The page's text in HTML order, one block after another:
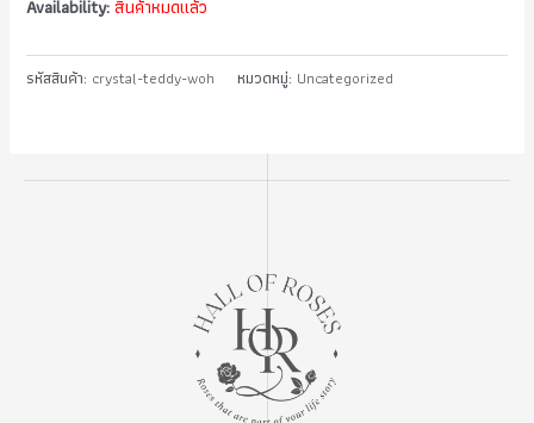
Availability:สินค้าหมดแล้ว
รหัสสินค้า: crystal-teddy-woh หมวดหมู่: Uncategorized